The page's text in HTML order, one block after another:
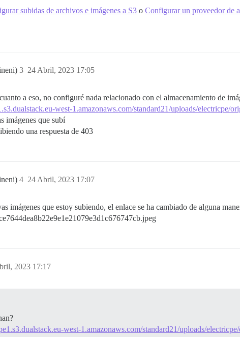
subidas de archivos e imágenes a S3 o Configurar un proveedor de
24 Abril, 2023 17:05
3
a eso, no configuré nada relacionado con el almacenamiento de
west-1.amazonaws.com/standard21/uploads/
imágenes que subí
una respuesta de 403
24 Abril, 2023 17:07
4
imágenes que estoy subiendo, el enlace se ha cambiado de alguna
2023 17:17
west-1.amazonaws.com/standard21/uploads/